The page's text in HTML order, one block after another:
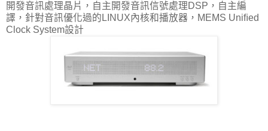
開發音訊處理晶片，自主開發音訊信號處理DSP，自主編
譯，針對音訊優化過的LINUX內核和播放器，MEMS Uniﬁed
Clock System設計